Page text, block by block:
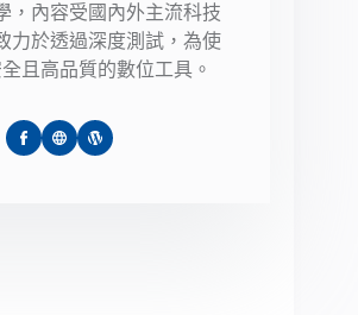
，內容受國內外主流科技
力於透過深度測試，為使
且高品質的數位工具。